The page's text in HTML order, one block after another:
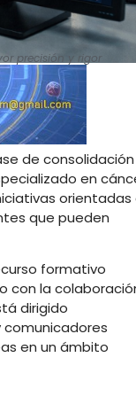
precisión y rigor
de consolidación
en
orientadas
que pueden
formativo
con la
dirigido
en un ámbito